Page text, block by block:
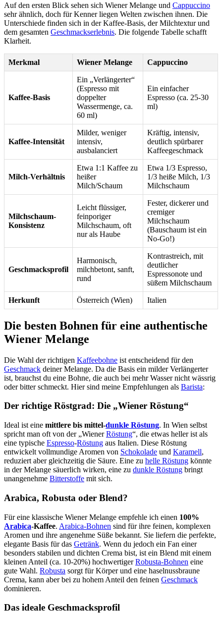
Auf den ersten Blick sehen sich Wiener Melange und Cappuccino
sehr ähnlich, doch für Kenner liegen Welten zwischen ihnen. Die
Unterschiede finden sich in der Kaffee-Basis, der Milchtextur und
dem gesamten Geschmackserlebnis. Die folgende Tabelle schafft
Klarheit.
Merkmal Wiener Melange Cappuccino
Kaffee-Basis
Ein „Verlängerter“
(Espresso mit
doppelter
Wassermenge, ca.
60 ml)
Ein einfacher
Espresso (ca. 25-30
ml)
Kaffee-Intensität
Milder, weniger
intensiv,
ausbalanciert
Kräftig, intensiv,
deutlich spürbarer
Kaffeegeschmack
Milch-Verhältnis
Etwa 1:1 Kaffee zu
heißer
Milch/Schaum
Etwa 1/3 Espresso,
1/3 heiße Milch, 1/3
Milchschaum
Milchschaum-
Konsistenz
Leicht flüssiger,
feinporiger
Milchschaum, oft
nur als Haube
Fester, dickerer und
cremiger
Milchschaum
(Bauschaum ist ein
No-Go!)
Geschmacksprofil
Harmonisch,
milchbetont, sanft,
rund
Kontrastreich, mit
deutlicher
Espressonote und
süßem Milchschaum
Herkunft Österreich (Wien) Italien
Die besten Bohnen für eine authentische
Wiener Melange
Die Wahl der richtigen Kaffeebohne ist entscheidend für den
Geschmack deiner Melange. Da die Basis ein milder Verlängerter
ist, brauchst du eine Bohne, die auch bei mehr Wasser nicht wässrig
oder bitter schmeckt. Hier sind meine Empfehlungen als Barista:
Der richtige Röstgrad: Die „Wiener Röstung“
Ideal ist eine mittlere bis mittel-dunkle Röstung. In Wien selbst
spricht man oft von der „WienerRöstung“, die etwas heller ist als
eine typische Espresso-Röstung aus Italien. Diese Röstung
entwickelt vollmundige Aromen von Schokolade und Karamell,
reduziert aber gleichzeitig die Säure. Eine zu helle Röstung könnte
in der Melange säuerlich wirken, eine zu dunkle Röstung bringt
unangenehme Bitterstoffe mit sich.
Arabica, Robusta oder Blend?
Für eine klassische Wiener Melange empfehle ich einen 100%
Arabica-Kaffee. Arabica-Bohnen sind für ihre feinen, komplexen
Aromen und ihre angenehme Süße bekannt. Sie liefern die perfekte,
elegante Basis für das Getränk. Wenn du jedoch ein Fan einer
besonders stabilen und dichten Crema bist, ist ein Blend mit einem
kleinen Anteil (ca. 10-20%) hochwertigerRobusta-Bohnen eine
gute Wahl. Robusta sorgt für Körper und eine haselnussbraune
Crema, kann aber bei zu hohem Anteil den feinen Geschmack
dominieren.
Das ideale Geschmacksprofil